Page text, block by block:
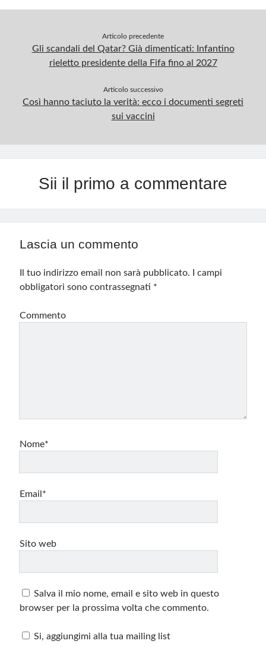
Articolo precedente
Gli scandali del Qatar? Già dimenticati: Infantino
rieletto presidente della Fifa fino al 2027
Articolo successivo
Così hanno taciuto la verità: ecco i documenti segreti
sui vaccini
Sii il primo a commentare
Lascia un commento
Il tuo indirizzo email non sarà pubblicato.
I campi
obbligatori sono contrassegnati *
Commento
Nome*
Email*
Sito web
Salva il mio nome, email e sito web in questo
browser per la prossima volta che commento.
Si, aggiungimi alla tua mailing list